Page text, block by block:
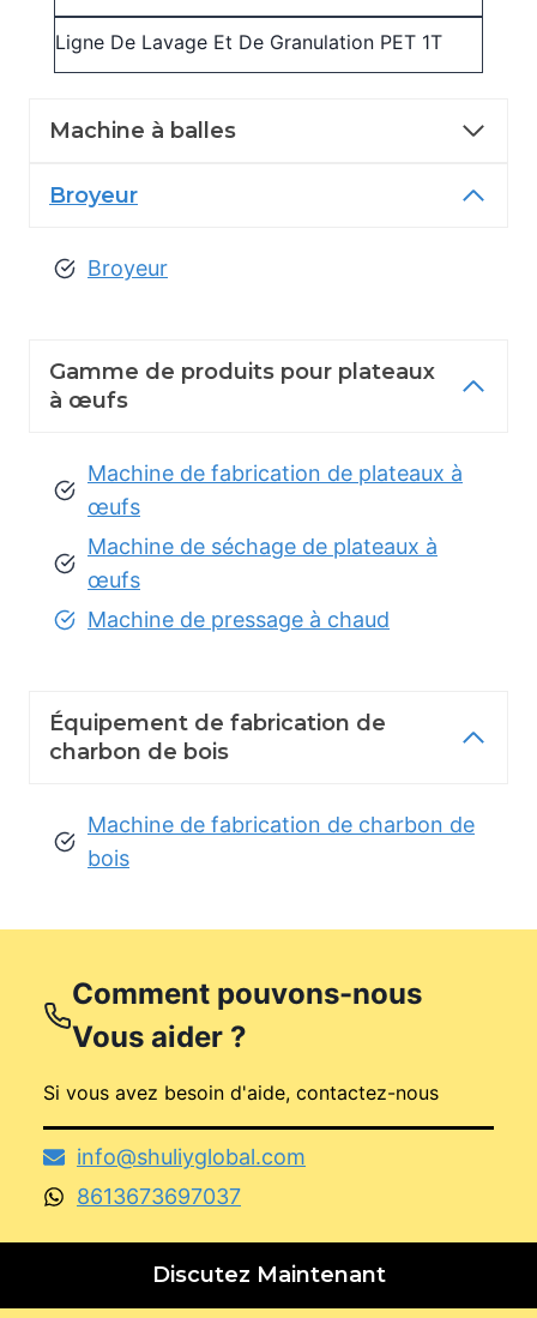
Ligne De Lavage Et De Granulation PET 1T
Machine à balles
Broyeur
Broyeur
Gamme de produits pour plateaux
à œufs
Machine de fabrication de plateaux à
œufs
Machine de séchage de plateaux à
œufs
Machine de pressage à chaud
Équipement de fabrication de
charbon de bois
Machine de fabrication de charbon de
bois
Comment pouvons-nous
Vous aider ?
Si vous avez besoin d'aide, contactez-nous
info@shuliyglobal.com
8613673697037
Discutez Maintenant